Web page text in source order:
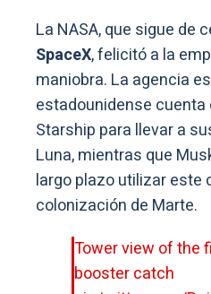
La NASA, que sigue de
SpaceX, felicitó a la
maniobra. La agencia
estadounidense cuenta
Starship para llevar a
Luna, mientras que
largo plazo utilizar este
colonización de Marte.
Tower view of the first Super Heavy
booster catch